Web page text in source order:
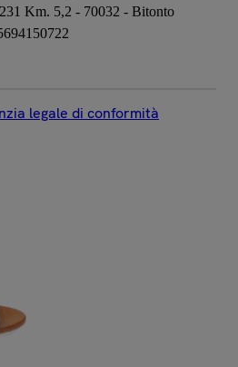
Km. 5,2 - 70032 - Bitonto
legale di conformità